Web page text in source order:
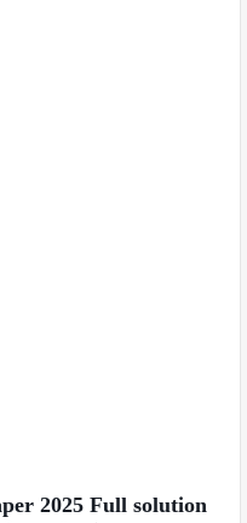
2025 Full solution